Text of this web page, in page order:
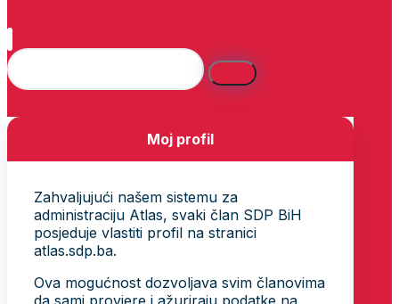
Moj profil
Zahvaljujući našem sistemu za
administraciju Atlas, svaki član SDP BiH
posjeduje vlastiti profil na stranici
atlas.sdp.ba.
Ova mogućnost dozvoljava svim članovima
da sami provjere i ažuriraju podatke na